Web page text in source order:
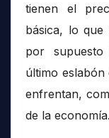
tienen el
básica, lo
por
último
enfrentan,
de la economía.